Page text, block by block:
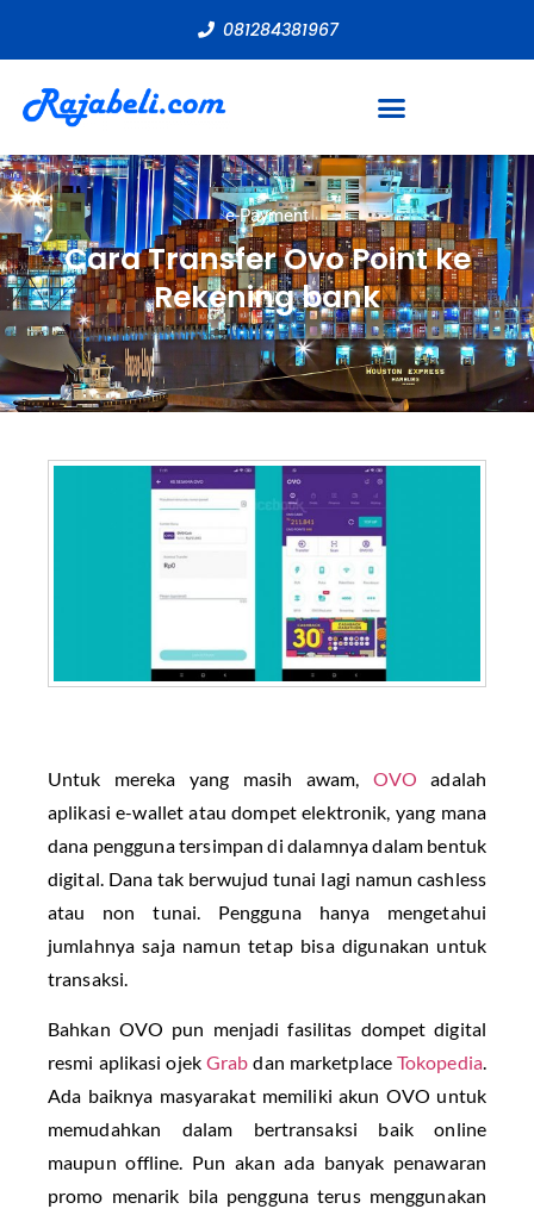
081284381967
e-Payment
Cara Transfer Ovo Point ke
Rekening bank
Untuk mereka yang masih awam, OVO adalah
aplikasi e-wallet atau dompet elektronik, yang mana
dana pengguna tersimpan di dalamnya dalam bentuk
digital. Dana tak berwujud tunai lagi namun cashless
atau non tunai. Pengguna hanya mengetahui
jumlahnya saja namun tetap bisa digunakan untuk
transaksi.
Bahkan OVO pun menjadi fasilitas dompet digital
resmi aplikasi ojek Grab dan marketplace Tokopedia.
Ada baiknya masyarakat memiliki akun OVO untuk
memudahkan dalam bertransaksi baik online
maupun offline. Pun akan ada banyak penawaran
promo menarik bila pengguna terus menggunakan